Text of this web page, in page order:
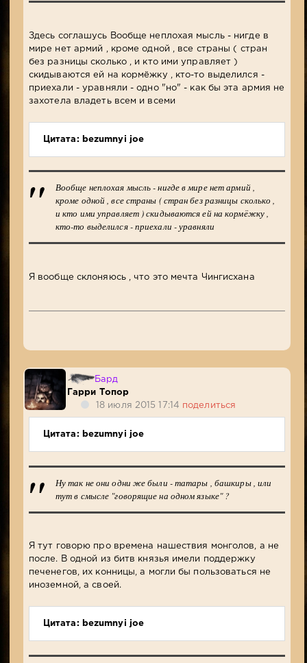
Здесь соглашусь Вообще неплохая мысль - нигде в
мире нет армий , кроме одной , все страны ( стран
без разницы сколько , и кто ими управляет )
скидываются ей на кормёжку , кто-то выделился -
приехали - уравняли - одно "но" - как бы эта армия не
захотела владеть всем и всеми
Цитата: bezumnyi joe
Вообще неплохая мысль - нигде в мире нет армий ,
кроме одной , все страны ( стран без разницы сколько ,
и кто ими управляет ) скидываются ей на кормёжку ,
кто-то выделился - приехали - уравняли
Я вообще склоняюсь , что это мечта Чингисхана
Бард
Гарри Топор
18 июля 2015 17:14 поделиться
Цитата: bezumnyi joe
Ну так не они одни же были - татары , башкиры , или
тут в смысле "говорящие на одном языке" ?
Я тут говорю про времена нашествия монголов, а не
после. В одной из битв князья имели поддержку
печенегов, их конницы, а могли бы пользоваться не
иноземной, а своей.
Цитата: bezumnyi joe